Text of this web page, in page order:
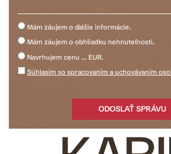
Mám záujem o ďalšie informácie.
Mám záujem o obhliadku nehnuteľnosti.
Navrhujem cenu ... EUR.
Súhlasím so spracovaním a uchovávaním